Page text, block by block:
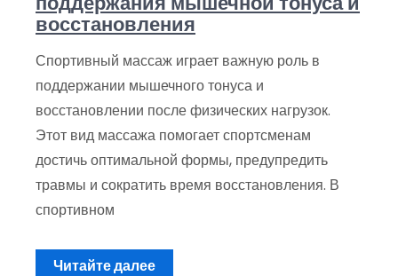
восстановления
Спортивный массаж играет важную роль в
поддержании мышечного тонуса и
восстановлении после физических нагрузок.
Этот вид массажа помогает спортсменам
достичь оптимальной формы, предупредить
травмы и сократить время восстановления. В
спортивном
Читайте далее